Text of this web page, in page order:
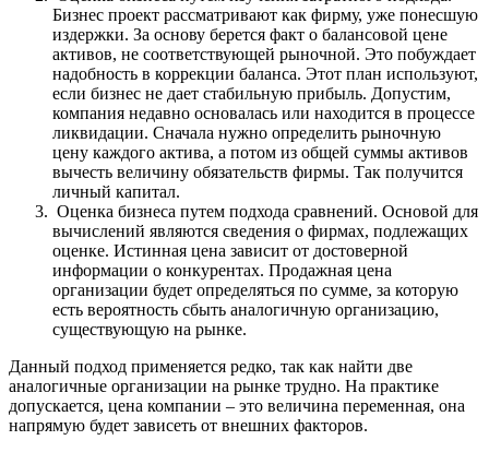
Бизнес проект рассматривают как фирму, уже понесшую
издержки. За основу берется факт о балансовой цене
активов, не соответствующей рыночной. Это побуждает
надобность в коррекции баланса. Этот план используют,
если бизнес не дает стабильную прибыль. Допустим,
компания недавно основалась или находится в процессе
ликвидации. Сначала нужно определить рыночную
цену каждого актива, а потом из общей суммы активов
вычесть величину обязательств фирмы. Так получится
личный капитал.
Оценка бизнеса путем подхода сравнений. Основой для
вычислений являются сведения о фирмах, подлежащих
оценке. Истинная цена зависит от достоверной
информации о конкурентах. Продажная цена
организации будет определяться по сумме, за которую
есть вероятность сбыть аналогичную организацию,
существующую на рынке.
Данный подход применяется редко, так как найти две
аналогичные организации на рынке трудно. На практике
допускается, цена компании – это величина переменная, она
напрямую будет зависеть от внешних факторов.